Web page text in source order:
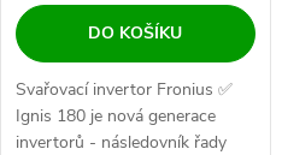
DO KOŠÍKU
Svařovací invertor Fronius ✅
Ignis 180 je nová generace
invertorů - následovník řady